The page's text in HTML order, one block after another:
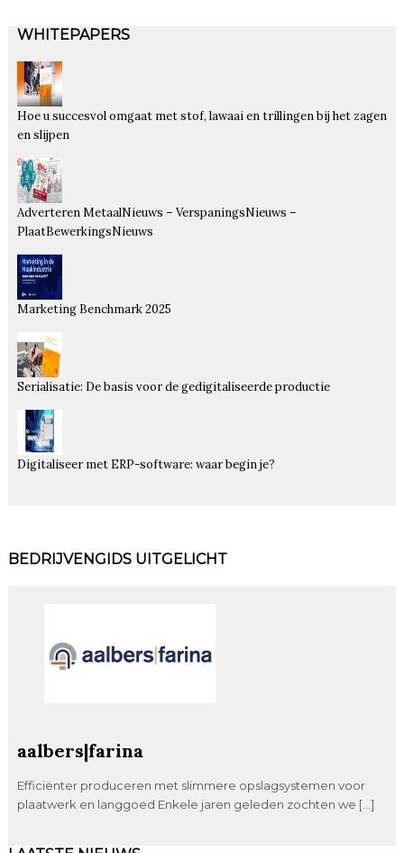
WHITEPAPERS
Hoe u succesvol omgaat met stof, lawaai en trillingen bij het zagen
en slijpen
Adverteren MetaalNieuws – VerspaningsNieuws –
PlaatBewerkingsNieuws
Marketing Benchmark 2025
Serialisatie: De basis voor de gedigitaliseerde productie
Digitaliseer met ERP-software: waar begin je?
BEDRIJVENGIDS UITGELICHT
aalbers|farina
Efficiënter produceren met slimmere opslagsystemen voor
plaatwerk en langgoed Enkele jaren geleden zochten we […]